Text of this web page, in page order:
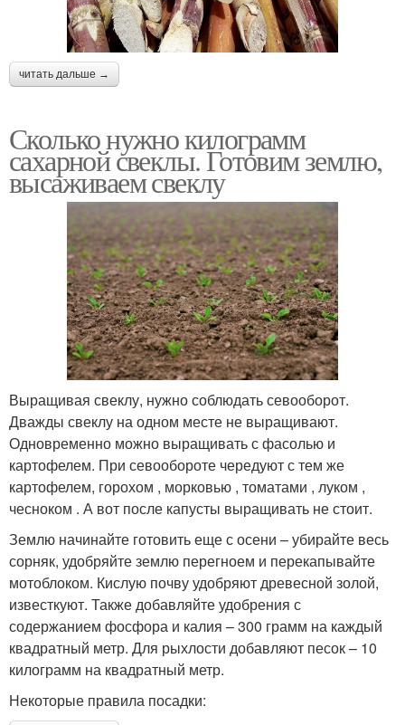
читать дальше →
Сколько нужно килограмм
сахарной свеклы. Готовим землю,
высаживаем свеклу
Выращивая свеклу, нужно соблюдать севооборот.
Дважды свеклу на одном месте не выращивают.
Одновременно можно выращивать с фасолью и
картофелем. При севообороте чередуют с тем же
картофелем, горохом , морковью , томатами , луком ,
чесноком . А вот после капусты выращивать не стоит.
Землю начинайте готовить еще с осени – убирайте весь
сорняк, удобряйте землю перегноем и перекапывайте
мотоблоком. Кислую почву удобряют древесной золой,
известкуют. Также добавляйте удобрения с
содержанием фосфора и калия – 300 грамм на каждый
квадратный метр. Для рыхлости добавляют песок – 10
килограмм на квадратный метр.
Некоторые правила посадки: